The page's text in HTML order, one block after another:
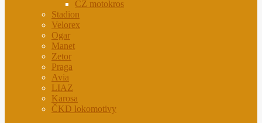
ČZ motokros
Stadion
Velorex
Ogar
Manet
Zetor
Praga
Avia
LIAZ
Karosa
ČKD lokomotivy